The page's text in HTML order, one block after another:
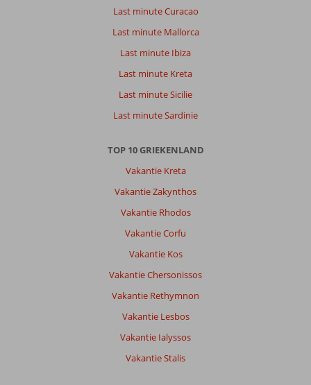
Last minute Curacao
Last minute Mallorca
Last minute Ibiza
Last minute Kreta
Last minute Sicilie
Last minute Sardinie
TOP 10 GRIEKENLAND
Vakantie Kreta
Vakantie Zakynthos
Vakantie Rhodos
Vakantie Corfu
Vakantie Kos
Vakantie Chersonissos
Vakantie Rethymnon
Vakantie Lesbos
Vakantie Ialyssos
Vakantie Stalis